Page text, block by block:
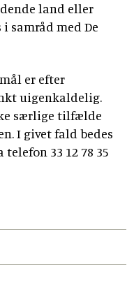
land eller
samråd med De
er efter
uigenkaldelig.
særlige tilfælde
I givet fald bedes
33 12 78 35